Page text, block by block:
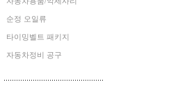
순정 오일류
타이밍벨트 패키지
자동차정비 공구